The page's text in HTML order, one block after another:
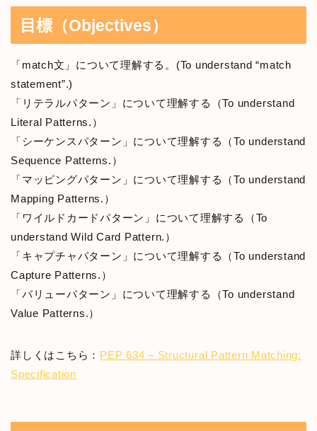
目標（Objectives）
「match文」について理解する。(To understand “match
statement”.)
「リテラルパターン」について理解する（To understand
Literal Patterns.）
「シーケンスパターン」について理解する（To understand
Sequence Patterns.）
「マッピングパターン」について理解する（To understand
Mapping Patterns.）
「ワイルドカードパターン」について理解する（To
understand Wild Card Pattern.）
「キャプチャパターン」について理解する（To understand
Capture Patterns.）
「バリューパターン」について理解する（To understand
Value Patterns.）
詳しくはこちら： PEP 634 – Structural Pattern Matching:
Specification